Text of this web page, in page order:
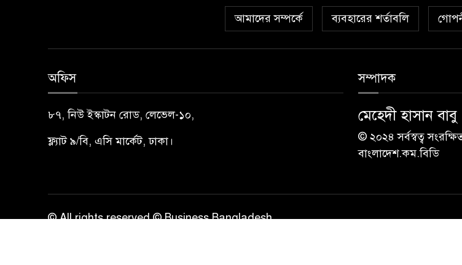
আমাদের সম্পর্কে ব্যবহারের শর্তাবলি
অফিস
৮৭, নিউ ইস্কাটন রোড, লেভেল-১০,
ফ্ল্যাট ৯/বি, এসি মার্কেট, ঢাকা।
সম্পাদক
মেহেদী হাসান বাবু
© ২০২৪ সর্বস্বত্ব
বাংলাদেশ.কম.বিডি
© All rights reserved © Business Bangladesh